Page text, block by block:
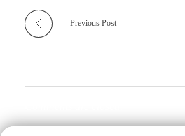
Previous Post